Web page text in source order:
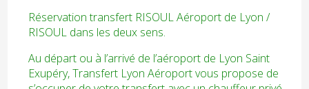
Réservation transfert RISOUL Aéroport de Lyon /
RISOUL dans les deux sens.
Au départ ou à l’arrivé de l’aéroport de Lyon Saint
Exupéry, Transfert Lyon Aéroport vous propose de